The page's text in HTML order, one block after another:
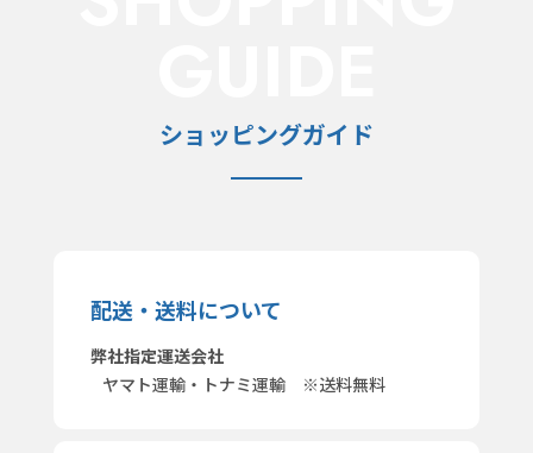
ショッピングガイド
配送・送料について
弊社指定運送会社
ヤマト運輸・トナミ運輸 ※送料無料